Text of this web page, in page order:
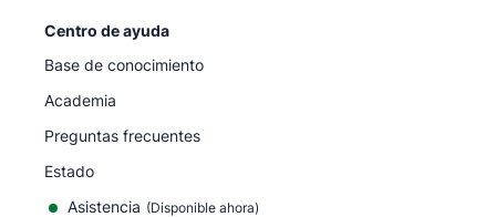
Centro de ayuda
Base de conocimiento
Academia
Preguntas frecuentes
Estado
Asistencia (Disponible ahora)